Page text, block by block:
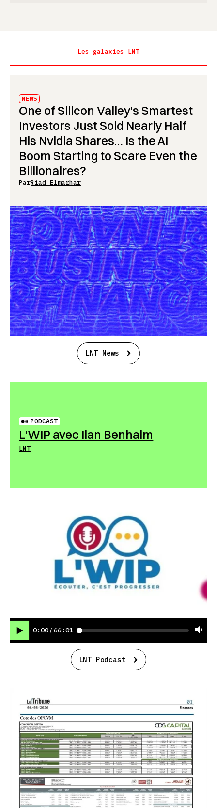
Les galaxies LNT
NEWS
One of Silicon Valley’s Smartest
Investors Just Sold Nearly Half
His Nvidia Shares… Is the AI
Boom Starting to Scare Even the
Billionaires?
ParRiad Elmarhar
LNT News
PODCAST
L’WIP avec Ilan Benhaim
LNT
0:00 / 66:01
LNT Podcast